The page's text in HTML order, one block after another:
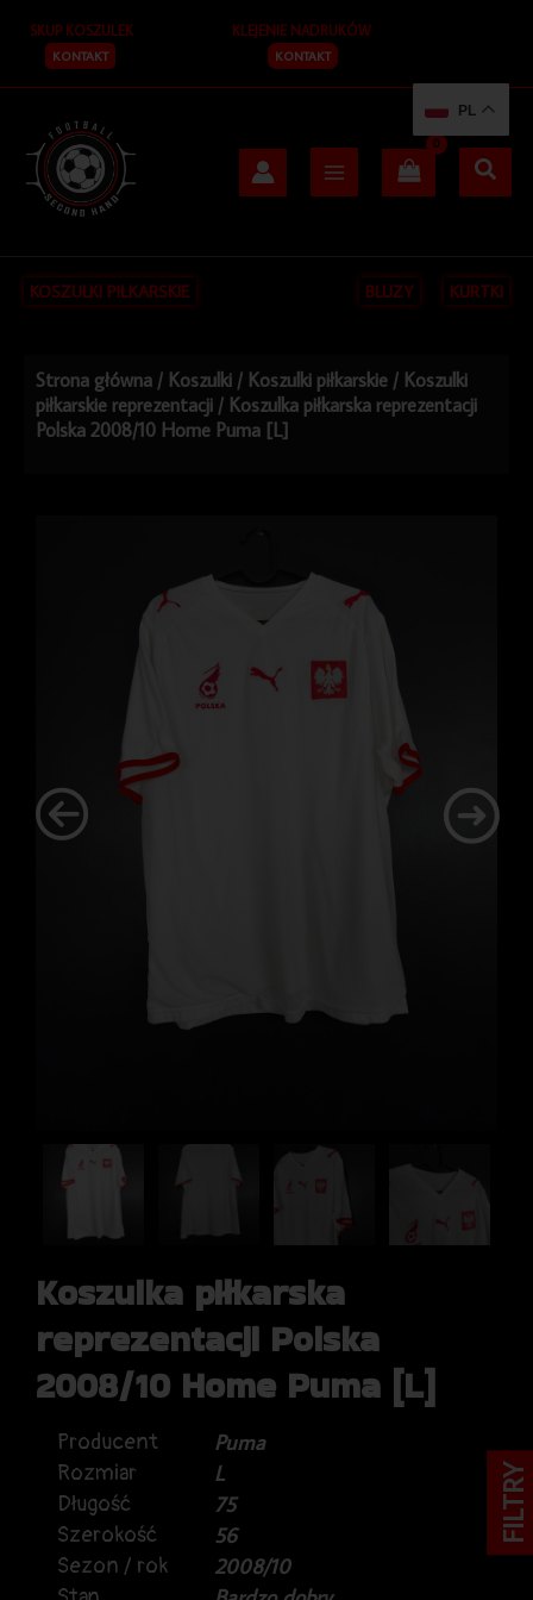
treści
SKUP KOSZULEK
KONTAKT
KLEJENIE NADRUKÓW
KONTAKT
KOSZULKI PIŁKARSKIE BLUZY KURTKI
Strona główna / Koszulki / Koszulki piłkarskie / Koszulki
piłkarskie reprezentacji / Koszulka piłkarska reprezentacji
Polska 2008/10 Home Puma [L]
Koszulka piłkarska
reprezentacji Polska
2008/10 Home Puma [L]
Producent
Puma
Rozmiar
L
Długość
75
Szerokość
56
Sezon / rok
2008/10
PL
FILTRY